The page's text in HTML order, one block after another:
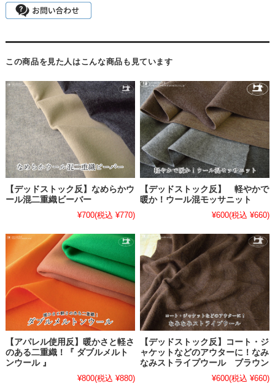
この商品を見た人はこんな商品も見ています
【デッドストック反】なめらかウ
ール混二重織ビーバー
¥700(税込 ¥770)
【デッドストック反】 軽やかで
暖か！ウール混モッサニット
¥600(税込 ¥660)
【アパレル使用反】暖かさと軽さ
のある二重織！『 ダブルメルト
ンウール 』
¥800(税込 ¥880)
【デッドストック反】コート・ジ
ャケットなどのアウターに！なみ
なみストライプウール ブラウン
¥600(税込 ¥660)